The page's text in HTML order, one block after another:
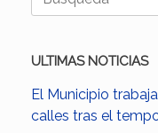
ULTIMAS NOTICIAS
El Municipio
calles tras el